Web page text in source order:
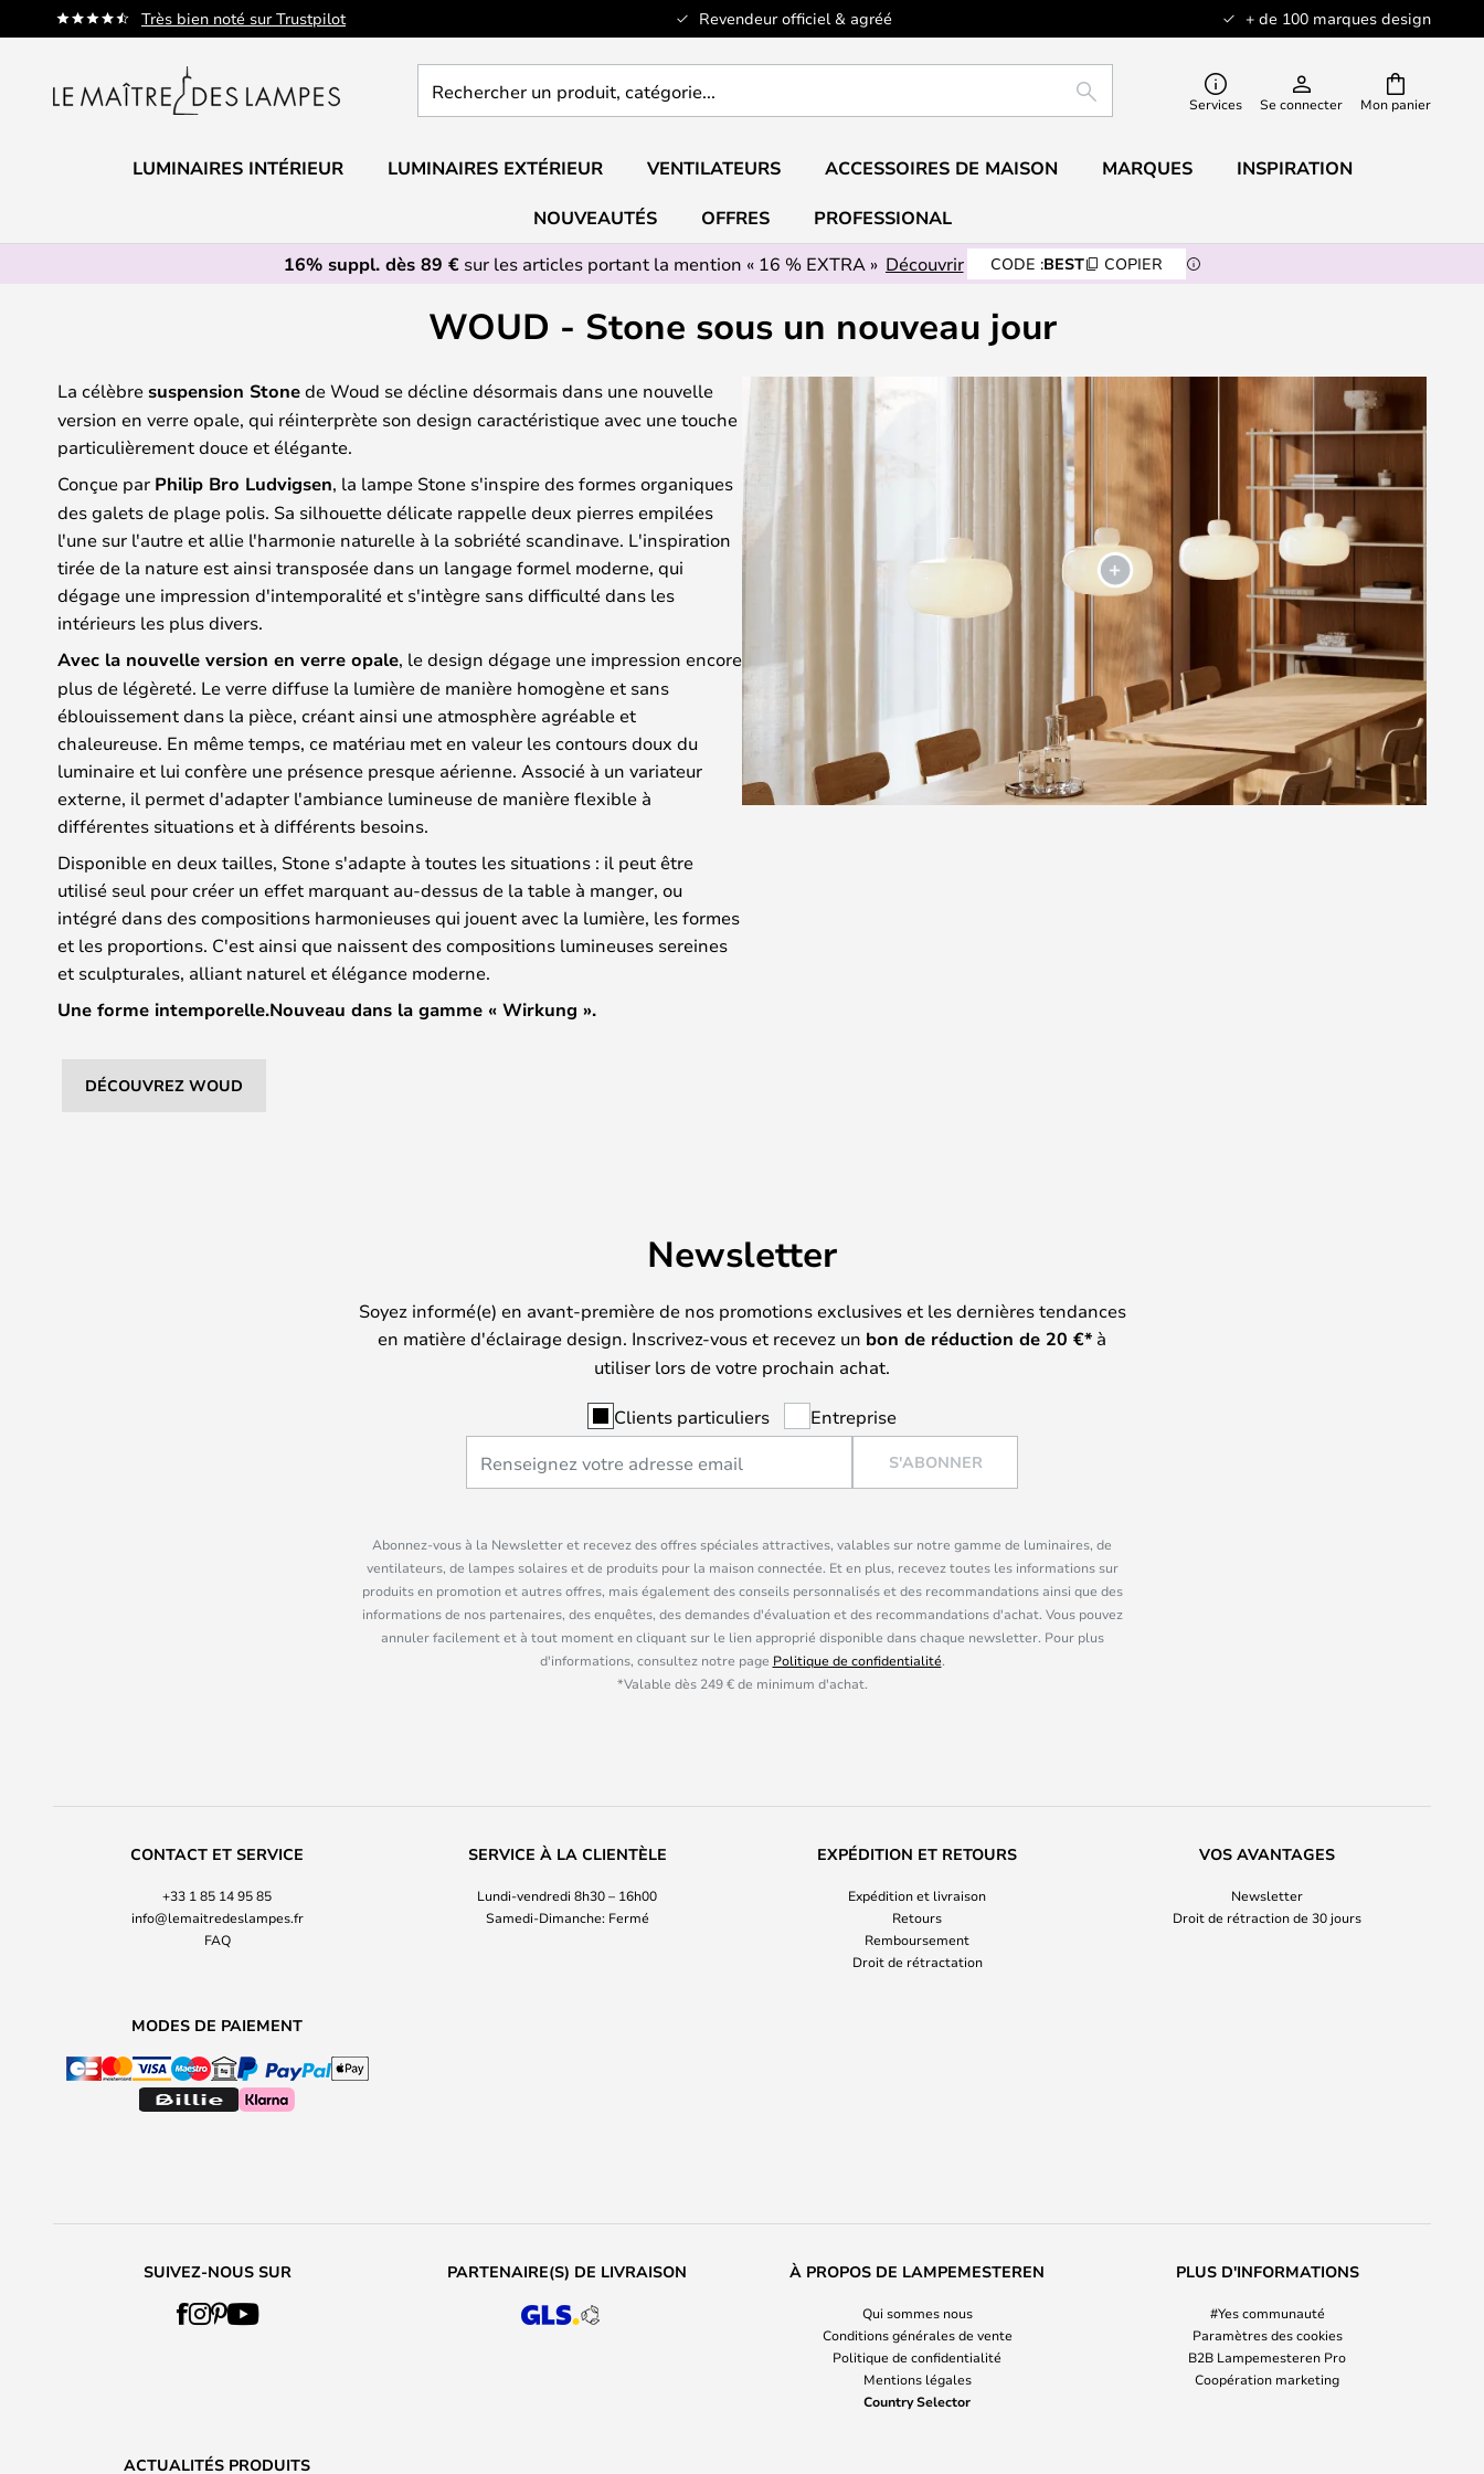
Très bien noté sur Trustpilot Revendeur officiel & agréé + de 100 marques design
Allez
au
Mon panier
un
catégorie...
RECHERCHERServices Se connecter
LUMINAIRES INTÉRIEUR LUMINAIRES EXTÉRIEUR VENTILATEURS ACCESSOIRES DE MAISON MARQUES INSPIRATION
NOUVEAUTÉS OFFRES
PROFESSIONAL
16% suppl. dès 89 €sur les articles portant la mention « 16 % EXTRA » Découvrir CODE :BEST COPIER
WOUD - Stone sous un nouveau jour
La célèbre suspension Stonede Woud se décline désormais dans une nouvelle
version en verre opale, qui réinterprète son design caractéristique avec une touche
particulièrement douce et élégante.
Conçue par Philip Bro Ludvigsen, la lampe Stone s'inspire des formes organiques
des galets de plage polis. Sa silhouette délicate rappelle deux pierres empilées
l'une sur l'autre et allie l'harmonie naturelle à la sobriété scandinave. L'inspiration
tirée de la nature est ainsi transposée dans un langage formel moderne, qui
dégage une impression d'intemporalité et s'intègre sans difficulté dans les
intérieurs les plus divers.
Avec la nouvelle version en verre opale, le design dégage une impression encore
plus de légèreté. Le verre diffuse la lumière de manière homogène et sans
éblouissement dans la pièce, créant ainsi une atmosphère agréable et
chaleureuse. En même temps, ce matériau met en valeur les contours doux du
luminaire et lui confère une présence presque aérienne. Associé à un variateur
externe, il permet d'adapter l'ambiance lumineuse de manière flexible à
différentes situations et à différents besoins.
Disponible en deux tailles, Stone s'adapte à toutes les situations : il peut être
utilisé seul pour créer un effet marquant au-dessus de la table à manger, ou
intégré dans des compositions harmonieuses qui jouent avec la lumière, les formes
et les proportions. C'est ainsi que naissent des compositions lumineuses sereines
et sculpturales, alliant naturel et élégance moderne.
Une forme intemporelle.Nouveau dans la gamme « Wirkung ».
DÉCOUVREZ WOUD
Newsletter
Soyez informé(e) en avant-première de nos promotions exclusives et les dernières tendances
en matière d'éclairage design. Inscrivez-vous et recevez un bon de réduction de 20 €* à
utiliser lors de votre prochain achat.
Clients particuliers Entreprise
S'ABONNER
Abonnez-vous à la Newsletter et recevez des offres spéciales attractives, valables sur notre gamme de luminaires, de
ventilateurs, de lampes solaires et de produits pour la maison connectée. Et en plus, recevez toutes les informations sur
produits en promotion et autres offres, mais également des conseils personnalisés et des recommandations ainsi que des
informations de nos partenaires, des enquêtes, des demandes d'évaluation et des recommandations d'achat. Vous pouvez
annuler facilement et à tout moment en cliquant sur le lien approprié disponible dans chaque newsletter. Pour plus
d'informations, consultez notre page Politique de confidentialité.
*Valable dès 249 € de minimum d'achat.
CONTACT ET SERVICE
+33 1 85 14 95 85
info@lemaitredeslampes.fr
FAQ
SERVICE À LA CLIENTÈLE
Lundi-vendredi 8h30 – 16h00
Samedi-Dimanche: Fermé
EXPÉDITION ET RETOURS
Expédition et livraison
Retours
Remboursement
Droit de rétractation
VOS AVANTAGES
Newsletter
Droit de rétraction de 30 jours
MODES DE PAIEMENT
SUIVEZ-NOUS SUR PARTENAIRE(S) DE LIVRAISON À PROPOS DE LAMPEMESTEREN
Qui sommes nous
Conditions générales de vente
Politique de confidentialité
Mentions légales
Country Selector
PLUS D'INFORMATIONS
#Yes communauté
Paramètres des cookies
B2B Lampemesteren Pro
Coopération marketing
ACTUALITÉS PRODUITS